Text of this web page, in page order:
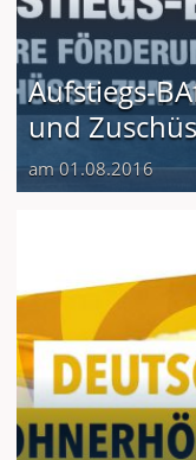
Aufstiegs-
und
am 01.08.2016